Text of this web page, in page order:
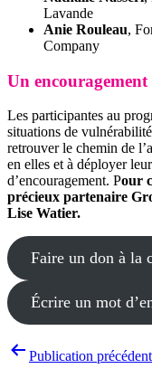
Lavande
Anie Rouleau,
Company
Un
Les participantes au
situations de
retrouver le chemin de
en elles et à déployer
d’encouragement. Pour
précieux partenaire
Lise Watier.
Faire un don à la
Écrire un mot
Navigation
Publication